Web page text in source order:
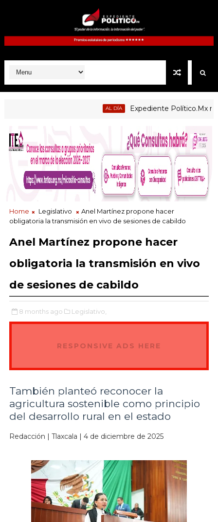
Expediente Político.Mx no 1126
Home Legislativo
Anel Martínez propone hacer
obligatoria la transmisión en vivo de sesiones de cabildo
Anel Martínez propone hacer
obligatoria la transmisión en vivo
de sesiones de cabildo
8 months ago Legislativo,
RESPONSIVE ADS HERE
También planteó reconocer la
agricultura sostenible como principio
del desarrollo rural en el estado
Redacción | Tlaxcala | 4 de diciembre de 2025